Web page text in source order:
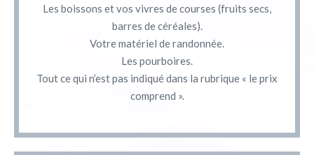
Les boissons et vos vivres de courses (fruits secs,
barres de céréales).
Votre matériel de randonnée.
Les pourboires.
Tout ce qui n’est pas indiqué dans la rubrique « le prix
comprend ».